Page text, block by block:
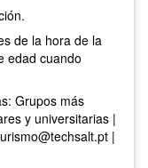
de la hora de la
edad cuando
Grupos más
y universitarias |
|